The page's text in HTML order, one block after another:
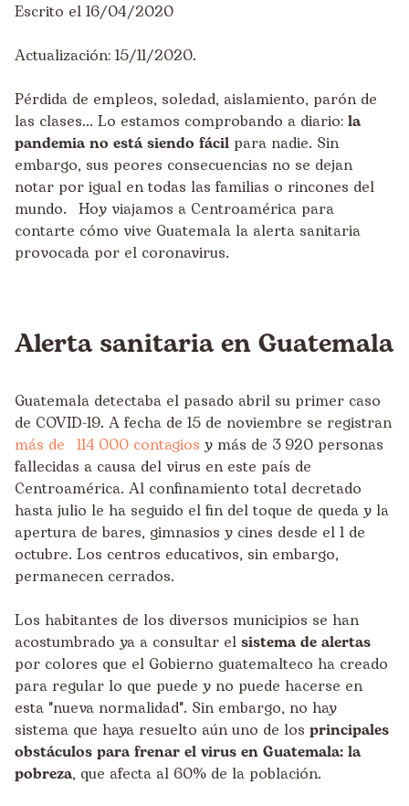
Escrito el 16/04/2020
Actualización: 15/11/2020.
Pérdida de empleos, soledad, aislamiento, parón de
las clases... Lo estamos comprobando a diario: la
pandemia no está siendo fácil para nadie. Sin
embargo, sus peores consecuencias no se dejan
notar por igual en todas las familias o rincones del
mundo. Hoy viajamos a Centroamérica para
contarte cómo vive Guatemala la alerta sanitaria
provocada por el coronavirus.
Alerta sanitaria en Guatemala
Guatemala detectaba el pasado abril su primer caso
de COVID-19. A fecha de 15 de noviembre se registran
más de 114 000 contagios y más de 3 920 personas
fallecidas a causa del virus en este país de
Centroamérica. Al confinamiento total decretado
hasta julio le ha seguido el fin del toque de queda y la
apertura de bares, gimnasios y cines desde el 1 de
octubre. Los centros educativos, sin embargo,
permanecen cerrados.
Los habitantes de los diversos municipios se han
acostumbrado ya a consultar el sistema de alertas
por colores que el Gobierno guatemalteco ha creado
para regular lo que puede y no puede hacerse en
esta "nueva normalidad". Sin embargo, no hay
sistema que haya resuelto aún uno de los principales
obstáculos para frenar el virus en Guatemala: la
pobreza, que afecta al 60% de la población.